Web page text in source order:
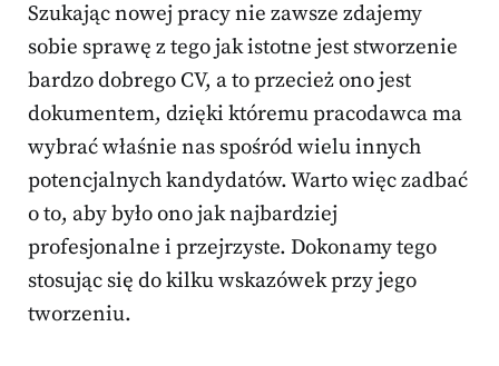
Szukając nowej pracy nie zawsze zdajemy
sobie sprawę z tego jak istotne jest stworzenie
bardzo dobrego CV, a to przecież ono jest
dokumentem, dzięki któremu pracodawca ma
wybrać właśnie nas spośród wielu innych
potencjalnych kandydatów. Warto więc zadbać
o to, aby było ono jak najbardziej
profesjonalne i przejrzyste. Dokonamy tego
stosując się do kilku wskazówek przy jego
tworzeniu.